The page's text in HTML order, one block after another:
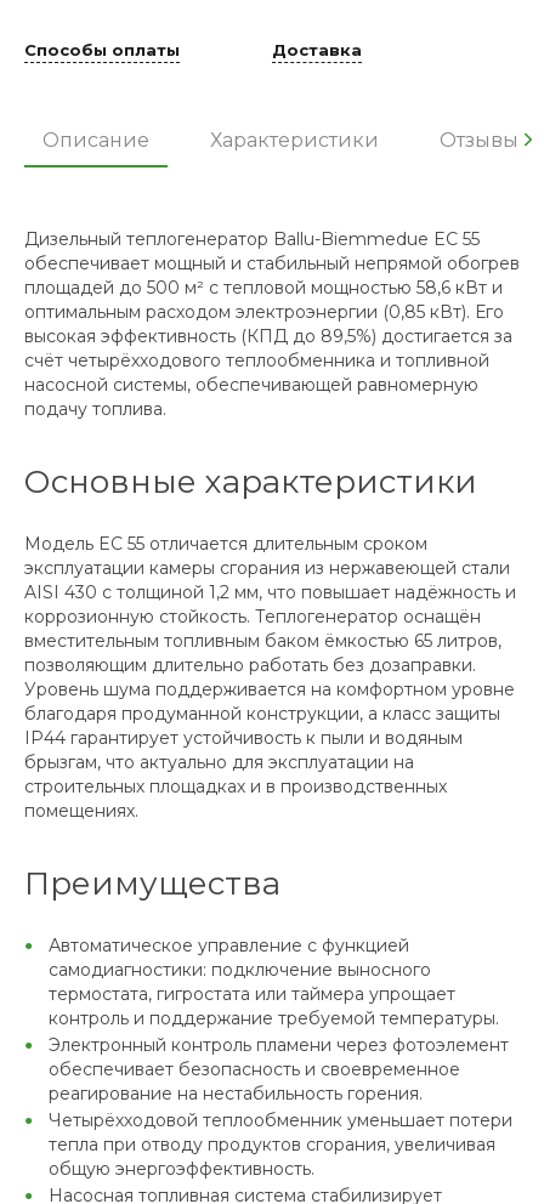
Способы оплаты Доставка
Описание Характеристики Отзывы
Дизельный теплогенератор Ballu-Biemmedue EC 55
обеспечивает мощный и стабильный непрямой обогрев
площадей до 500 м² с тепловой мощностью 58,6 кВт и
оптимальным расходом электроэнергии (0,85 кВт). Его
высокая эффективность (КПД до 89,5%) достигается за
счёт четырёхходового теплообменника и топливной
насосной системы, обеспечивающей равномерную
подачу топлива.
Основные характеристики
Модель EC 55 отличается длительным сроком
эксплуатации камеры сгорания из нержавеющей стали
AISI 430 с толщиной 1,2 мм, что повышает надёжность и
коррозионную стойкость. Теплогенератор оснащён
вместительным топливным баком ёмкостью 65 литров,
позволяющим длительно работать без дозаправки.
Уровень шума поддерживается на комфортном уровне
благодаря продуманной конструкции, а класс защиты
IP44 гарантирует устойчивость к пыли и водяным
брызгам, что актуально для эксплуатации на
строительных площадках и в производственных
помещениях.
Преимущества
Автоматическое управление с функцией
самодиагностики: подключение выносного
термостата, гигростата или таймера упрощает
контроль и поддержание требуемой температуры.
Электронный контроль пламени через фотоэлемент
обеспечивает безопасность и своевременное
реагирование на нестабильность горения.
Четырёхходовой теплообменник уменьшает потери
тепла при отводу продуктов сгорания, увеличивая
общую энергоэффективность.
Насосная топливная система стабилизирует